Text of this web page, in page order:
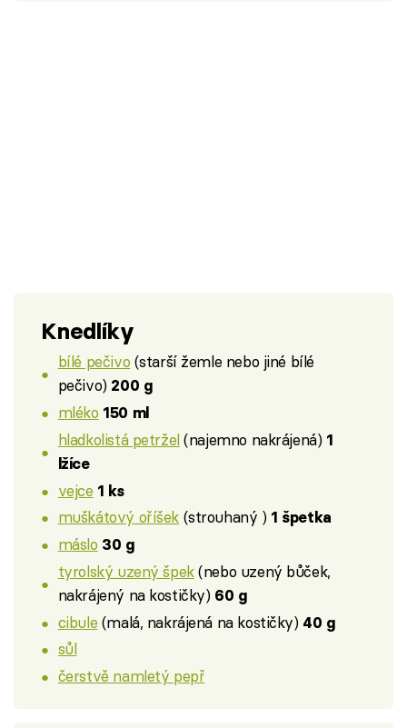
Knedlíky
bílé pečivo (starší žemle nebo jiné bílé
pečivo) 200 g
mléko 150 ml
hladkolistá petržel(najemno nakrájená) 1
lžíce
vejce 1 ks
muškátový oříšek (strouhaný ) 1 špetka
máslo 30 g
tyrolský uzený špek(nebo uzený bůček,
nakrájený na kostičky) 60 g
cibule (malá, nakrájená na kostičky) 40 g
sůl
čerstvě namletý pepř